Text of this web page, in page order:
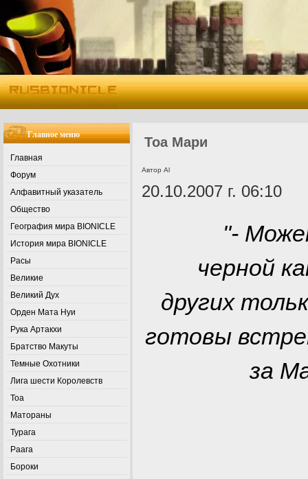
Главное меню
Главная
Форум
Алфавитный указатель
Общество
География мира BIONICLE
История мира BIONICLE
Расы
Великие
Великий Дух
Орден Мата Нуи
Рука Артакхи
Братство Макуты
Темные Охотники
Лига шести Королевств
Тоа
Матораны
Турага
Раага
Бороки
Тоа Мари
Автор Al
20.10.2007 г. 06:10
"-
черной
других
готовы
за